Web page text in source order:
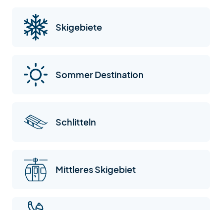
Skigebiete
Sommer Destination
Schlitteln
Mittleres Skigebiet